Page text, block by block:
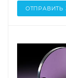
ОТПРАВИТЬ